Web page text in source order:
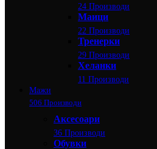
24 Производи
Маици
22 Производи
Тренерки
29 Производи
Хеланки
11 Производи
Мажи
506 Производи
Аксесоари
36 Производи
Обувки